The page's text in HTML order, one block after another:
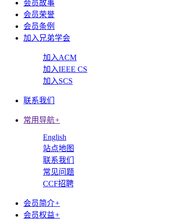
会员故事
会员荣誉
会员条例
加入兄弟学会
加入ACM
加入IEEE CS
加入SCS
联系我们
常用导航+
English
站点地图
联系我们
常见问题
CCF招聘
会员简介+
会员权益+